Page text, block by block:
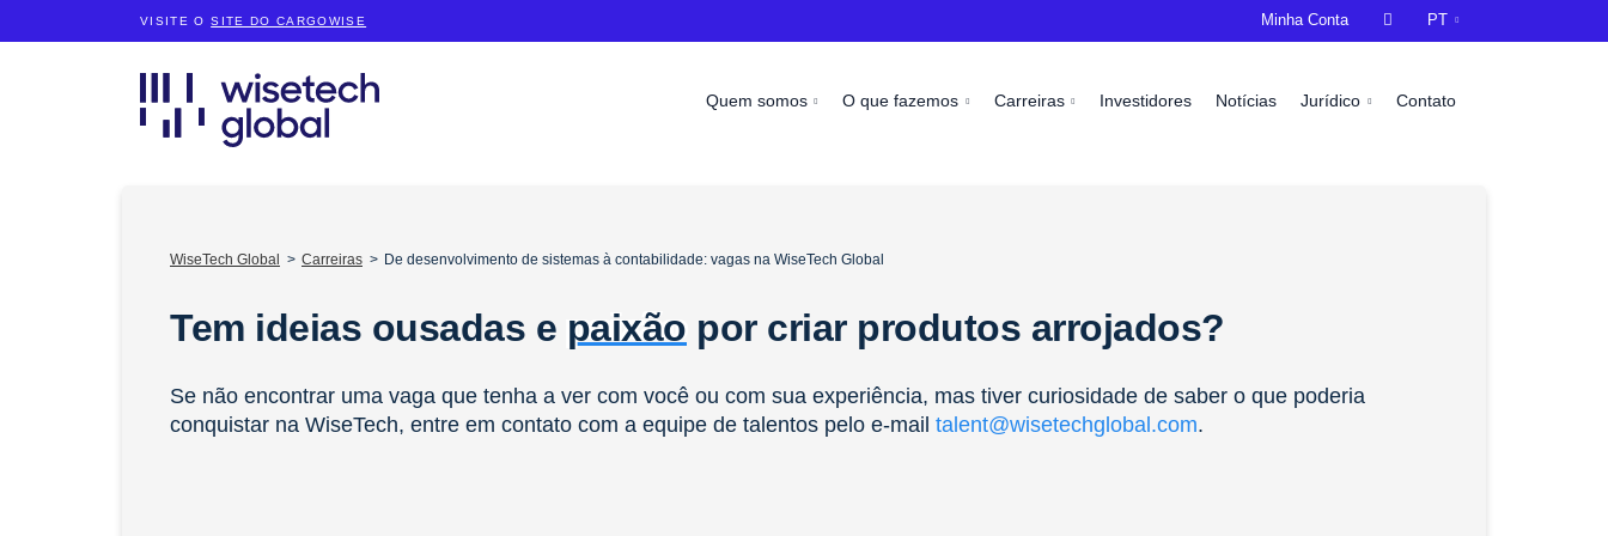
VISITE OSITE DO CARGOWISE
Quem somos O que fazemos Carreiras Investidores Notícias Jurídico Contato
Minha Conta  PT
WiseTech Global Carreiras De desenvolvimento de sistemas à contabilidade: vagas na WiseTech Global
Tem ideias ousadas e paixão por criar produtos arrojados?
Se não encontrar uma vaga que tenha a ver com você ou com sua experiência, mas tiver curiosidade de saber o que poderia
conquistar na WiseTech, entre em contato com a equipe de talentos pelo e-mail talent@wisetechglobal.com.